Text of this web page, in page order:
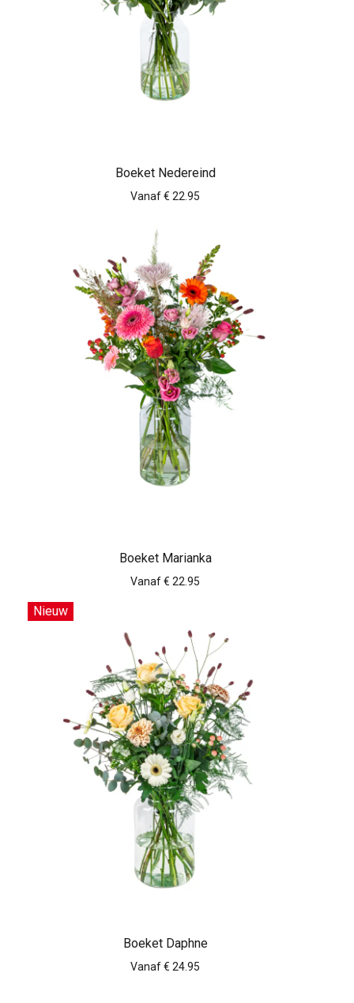
Boeket Nedereind
Vanaf € 22.95
Boeket Marianka
Vanaf € 22.95
Nieuw
Boeket Daphne
Vanaf € 24.95